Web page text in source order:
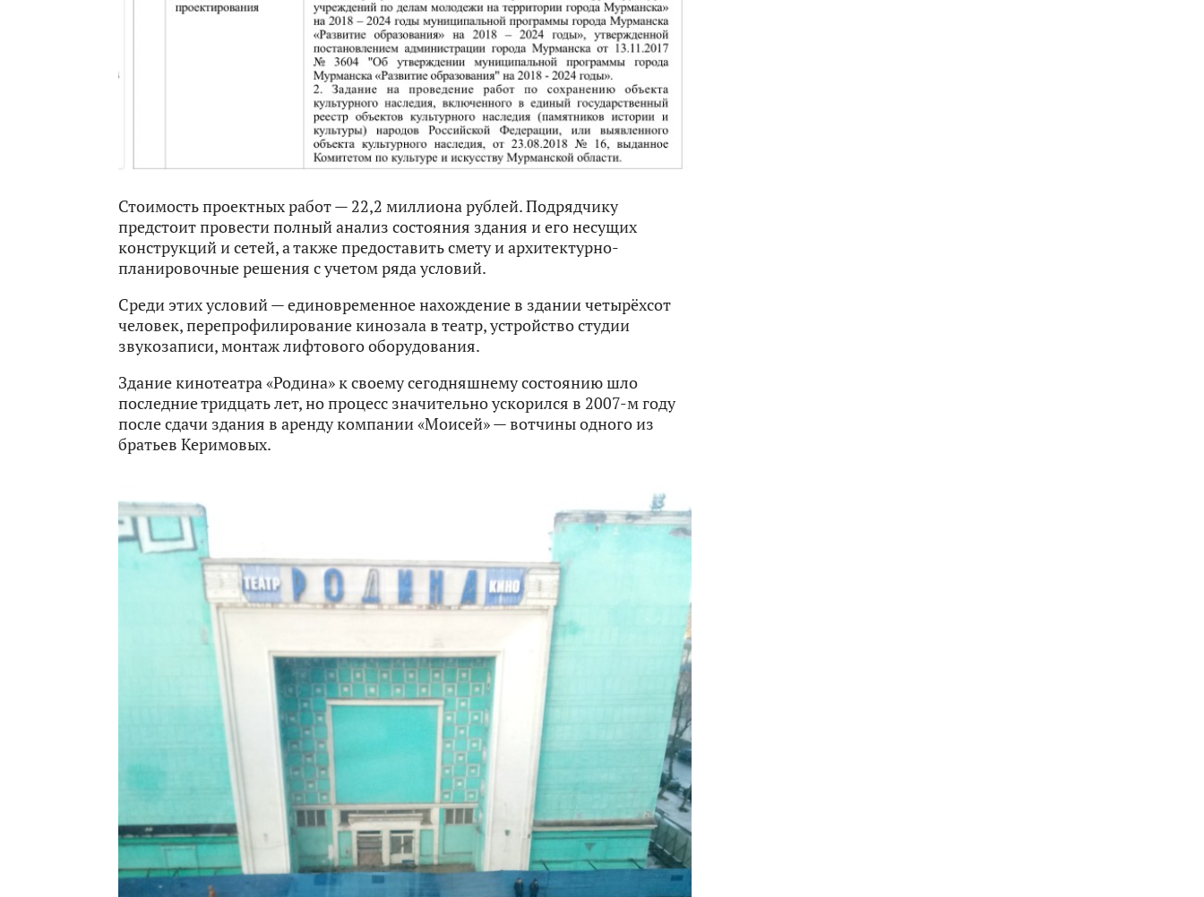
Стоимость проектных работ — 22,2 миллиона рублей. Подрядчику
предстоит провести полный анализ состояния здания и его несущих
конструкций и сетей, а также предоставить смету и архитектурно-
планировочные решения с учетом ряда условий.
Среди этих условий — единовременное нахождение в здании четырёхсот
человек, перепрофилирование кинозала в театр, устройство студии
звукозаписи, монтаж лифтового оборудования.
Здание кинотеатра «Родина» к своему сегодняшнему состоянию шло
последние тридцать лет, но процесс значительно ускорился в 2007-м году
после сдачи здания в аренду компании «Моисей» — вотчины одного из
братьев Керимовых.